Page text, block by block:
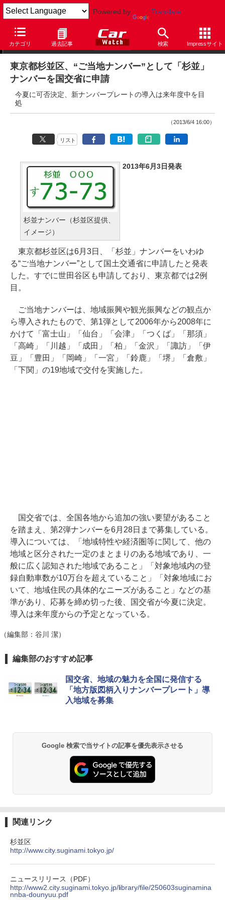
Powered by Translate
カテゴリ 過去記事 検索 Impressサイト
ニュース
東京都杉並区、“ご当地ナンバー”として「杉並」
ナンバーを国交省に申請
今夏に可否決定、新ナンバープレートの導入は来年度中を目
処
（2013/6/4 16:00）
リスト
杉並ナンバー（杉並区提供、
イメージ）
2013年6月3日発表
東京都杉並区は6月3日、「杉並」ナンバーをいわゆ
る“ご当地ナンバー”として国土交通省に申請したと発表
した。すでに世田谷区も申請しており、東京都では2例
目。
ご当地ナンバーは、地域振興や観光振興などの観点か
ら導入されたもので、第1弾として2006年から2008年に
かけて「富士山」「仙台」「会津」「つくば」「那須」
「高崎」「川越」「成田」「柏」「金沢」「諏訪」「伊
豆」「豊田」「岡崎」「一宮」「鈴鹿」「堺」「倉敷」
「下関」の19地域で交付を実施した。
国交省では、全国各地から追加の強い要望があること
を踏まえ、第2弾ナンバーを6月28日まで募集している。
導入については、「地域特性や経済圏等に関して、他の
地域と区分された一定のまとまりのある地域であり、一
般に広く認知された地域であること」「対象地域内の登
録自動車数が10万台を超えていること」「対象地域にお
いて、地域住民の具体的なニーズがあること」などの基
準があり、応募を締め切った後、国交省が今夏に決定。
導入は来年度からの予定となっている。
（編集部：谷川 潔）
編集部のおすすめ記事
国交省、地域の魅力を全国に発信する
「地方版図柄入りナンバープレート」導
入地域を募集
Google 検索で当サイトの記事を優先表示させる
関連リンク
杉並区
http://www.city.suginami.tokyo.jp/
ニュースリリース（PDF）
http://www2.city.suginami.tokyo.jp/library/file/250603suginamina
nnba-dounyuu.pdf